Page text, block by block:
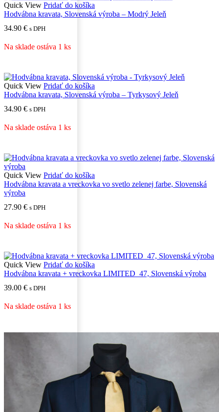
Quick View Pridať do košíka
Hodvábna kravata, Slovenská výroba – Modrý Jeleň
34.90 € s DPH
Na sklade ostáva 1 ks
Quick View Pridať do košíka
Hodvábna kravata, Slovenská výroba – Tyrkysový Jeleň
34.90 € s DPH
Na sklade ostáva 1 ks
Quick View Pridať do košíka
Hodvábna kravata a vreckovka vo svetlo zelenej farbe, Slovenská
výroba
27.90 € s DPH
Na sklade ostáva 1 ks
Quick View Pridať do košíka
Hodvábna kravata + vreckovka LIMITED_47, Slovenská výroba
39.00 € s DPH
Na sklade ostáva 1 ks